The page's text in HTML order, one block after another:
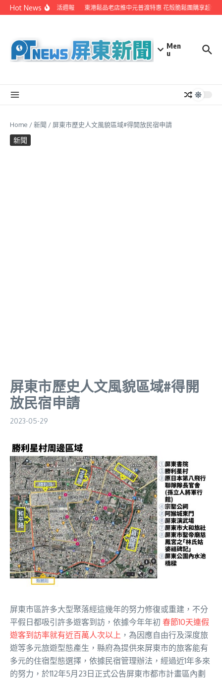
Skip to content
Hot NewsEYE台灣生活週報 東港鬆品老店推中元普渡特惠 花殼脆鬆團購享超值價
Men
u
Home /新聞 / 屏東市歷史人文風貌區域#得開放民宿申請
新聞
屏東市歷史人文風貌區域#得開
放民宿申請
2023-05-29
屏東市區許多大型聚落經這幾年的努力修復或重建，不分
平假日都吸引許多遊客到訪，依據今年年初 春節10天連假
遊客到訪率就有近百萬人次以上 ，為因應自由行及深度旅
遊等多元旅遊型態產生，縣府為提供來屏東市的旅客能有
多元的住宿型態選擇，依據民宿管理辦法，經過近1年多來
的努力，於112年5月23日正式公告屏東市都市計畫區內劃